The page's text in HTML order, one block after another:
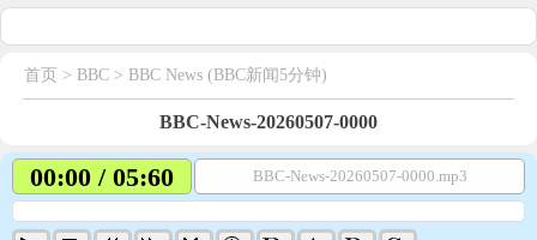
首页 > BBC > BBC News (BBC新闻5分钟)
BBC-News-20260507-0000
00:00 / 05:60 BBC-News-20260507-0000.mp3